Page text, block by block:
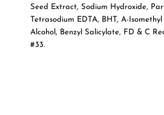
Seed Extract, Sodium Hydroxide,
Tetrasodium EDTA, BHT, A-Isomethyl
Alcohol, Benzyl Salicylate, FD & C
#33.